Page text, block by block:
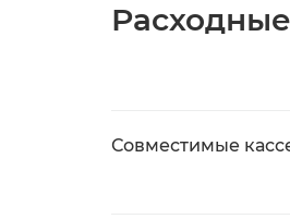
Совместимые